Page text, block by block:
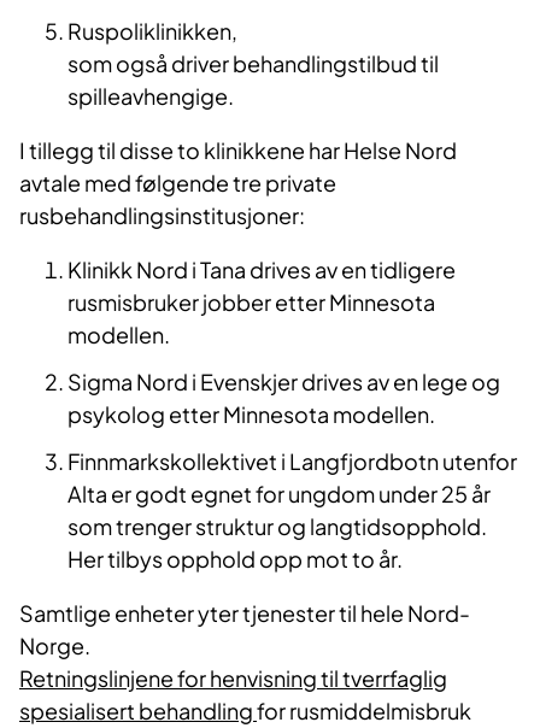
Ruspoliklinikken,
som også driver behandlingstilbud til
spilleavhengige.
I tillegg til disse to klinikkene har Helse Nord
avtale med følgende tre private
rusbehandlingsinstitusjoner:
Klinikk Nord i Tana drives av en tidligere
rusmisbruker jobber etter Minnesota
modellen.
Sigma Nord i Evenskjer drives av en lege og
psykolog etter Minnesota modellen.
Finnmarkskollektivet i Langfjordbotn utenfor
Alta er godt egnet for ungdom under 25 år
som trenger struktur og langtidsopphold.
Her tilbys opphold opp mot to år.
Samtlige enheter yter tjenester til hele Nord-
Norge.
Retningslinjene for henvisning til tverrfaglig
spesialisert behandlingfor rusmiddelmisbruk